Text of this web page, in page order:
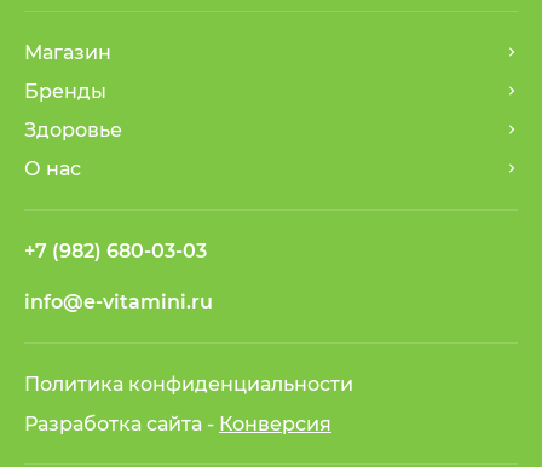
Магазин
Бренды
Здоровье
О нас
+7 (982) 680-03-03
info@e-vitamini.ru
Политика конфиденциальности
Разработка сайта - Конверсия